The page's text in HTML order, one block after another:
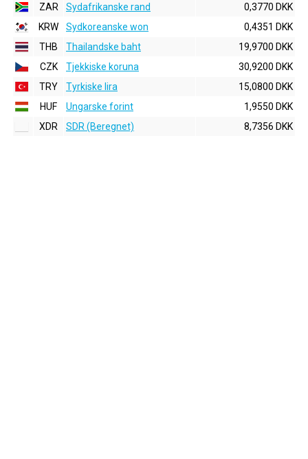
ZAR
Sydafrikanske rand
0,3770 DKK
KRW
Sydkoreanske won
0,4351 DKK
THB
Thailandske baht
19,9700 DKK
CZK
Tjekkiske koruna
30,9200 DKK
TRY
Tyrkiske lira
15,0800 DKK
HUF
Ungarske forint
1,9550 DKK
XDR
SDR (Beregnet) 8,7356 DKK